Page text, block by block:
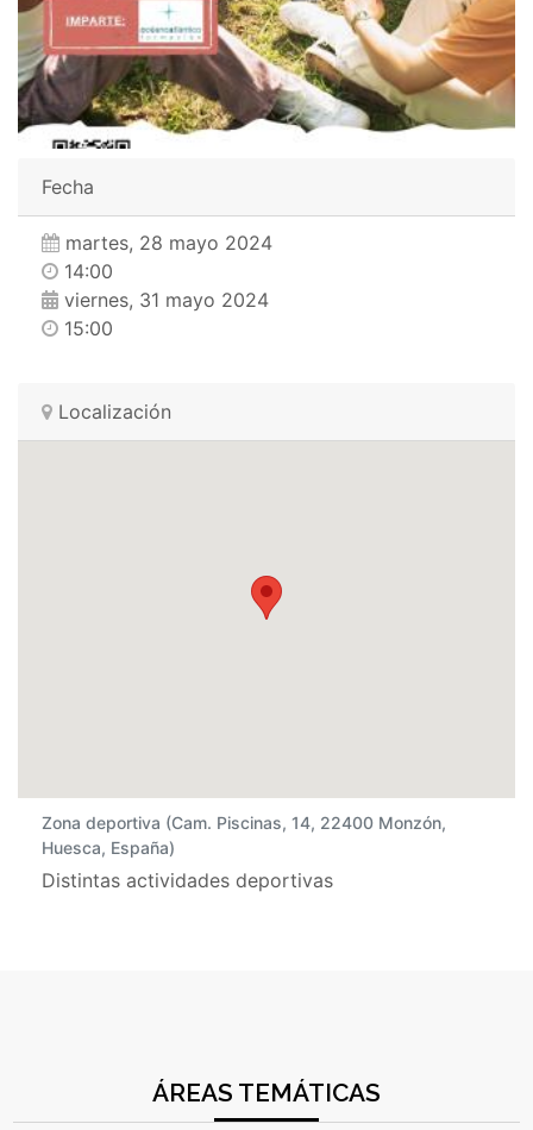
Fecha
martes, 28 mayo 2024
14:00
viernes, 31 mayo 2024
15:00
Localización
Zona deportiva (Cam. Piscinas, 14, 22400 Monzón,
Huesca, España)
Distintas actividades deportivas
ÁREAS TEMÁTICAS